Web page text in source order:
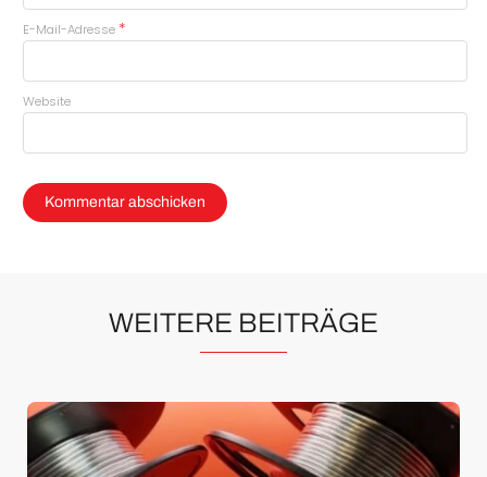
E-Mail-Adresse *
Website
WEITERE BEITRÄGE